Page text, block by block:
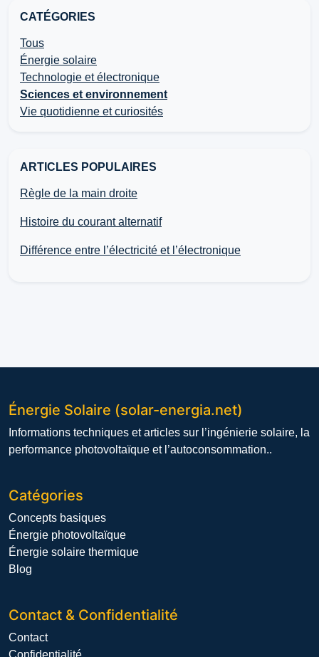
CATÉGORIES
Tous
Énergie solaire
Technologie et électronique
Sciences et environnement
Vie quotidienne et curiosités
ARTICLES POPULAIRES
Règle de la main droite
Histoire du courant alternatif
Différence entre l’électricité et l’électronique
Énergie Solaire (solar-energia.net)
Informations techniques et articles sur l’ingénierie solaire, la
performance photovoltaïque et l’autoconsommation..
Catégories
Concepts basiques
Énergie photovoltaïque
Énergie solaire thermique
Blog
Contact & Confidentialité
Contact
Confidentialité